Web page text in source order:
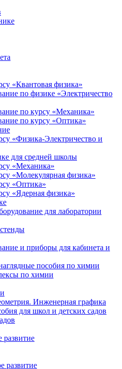
«Квантовая физика»
по физике «Электричество
по курсу «Механика»
по курсу «Оптика»
«Физика-Электричество и
для средней школы
«Механика»
«Молекулярная физика»
«Оптика»
«Ядерная физика»
для лаборатории
и приборы для кабинета и
пособия по химии
по химии
Инженерная графика
для школ и детских садов
развитие
развитие